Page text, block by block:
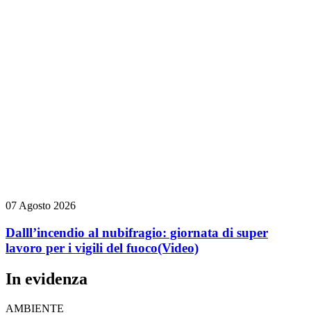
07 Agosto 2026
Dalll’incendio al nubifragio: giornata di super
lavoro per i vigili del fuoco(Video)
In evidenza
AMBIENTE